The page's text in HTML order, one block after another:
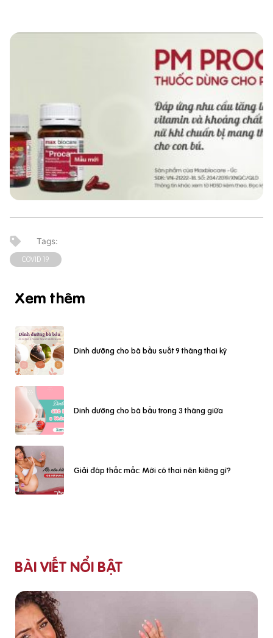
COVID 19
Xem thêm
Dinh dưỡng cho bà bầu suốt 9 tháng thai kỳ
Dinh dưỡng cho bà bầu trong 3 tháng giữa
Giải đáp thắc mắc: Mới có thai nên kiêng gì?
BÀI VIẾT NỔI BẬT